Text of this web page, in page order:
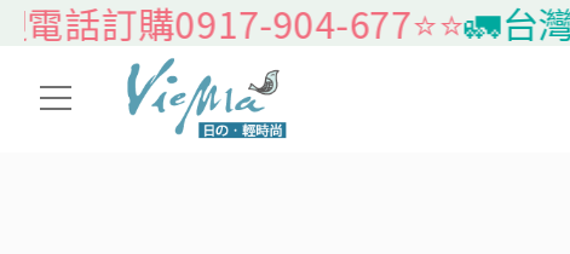
0917-904-677⭐️⭐️🚛台灣本島